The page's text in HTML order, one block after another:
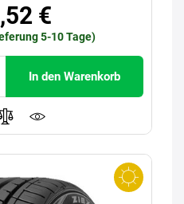
€
5-10 Tage)
In den Warenkorb